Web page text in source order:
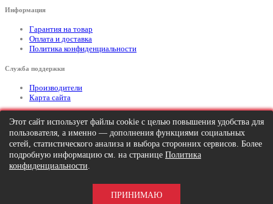
Информация
Гарантия на товар
Оплата и доставка
Политика конфиденциальности
Служба поддержки
Производители
Карта сайта
Дополнительно
Тел: +7 (495) 646-82-95 mailto:info@apexx.ru
Вся информация и цены на товар, размещенные на данном сайте, носят
информационный характер и ни при каких обстоятельствах не является
публичной офертой!
Этот сайт использует файлы cookie с целью повышения удобства для
пользователя, а именно — дополнения функциями социальных
сетей, статистического анализа и выбора сторонних сервисов. Более
подробную информацию см. на странице Политика
конфиденциальности.
ПРИНИМАЮ